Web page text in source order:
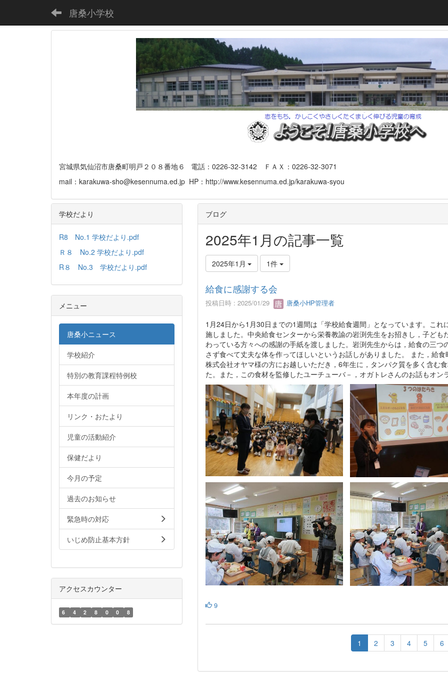
唐桑小学校
宮城県気仙沼市唐桑町明戸２０８番地６ 電話：0226-32-3142 ＦＡＸ：0226-32-3071
mail：karakuwa-sho@kesennuma.ed.jp HP：http://www.kesennuma.ed.jp/karakuwa-syou
ブログ
2025年1月の記事一覧
2025年1月 1件
給食に感謝する会
投稿日時 : 2025/01/29 唐桑小HP管理者
1月24日から1月30日までの1週間は「学校給食週間」となっています。こ
施しました。中央給食センターから栄養教諭の岩渕先生をお招きし，子ど
わっている方々への感謝の手紙を渡しました。岩渕先生からは，給食の三
さず食べて丈夫な体を作ってほしいというお話しがありました。 また，給
株式会社オヤマ様の方にお越しいただき，6年生に，タンパク質を多く含む
た。また，この食材を監修したユーチューバ－，オガトレさんのお話もオン
9
1 2 3 4 5 6
学校だより
R8 No.1 学校だより.pdf
Ｒ８ No.2 学校だより.pdf
R８ No.3 学校だより.pdf
メニュー
唐桑小ニュース
学校紹介
特別の教育課程特例校
本年度の計画
リンク・おたより
児童の活動紹介
保健だより
今月の予定
過去のお知らせ
緊急時の対応
いじめ防止基本方針
アクセスカウンター
6 4 2 8 0 0 8